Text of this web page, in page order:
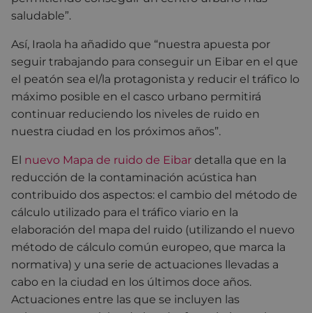
saludable”.
Así, Iraola ha añadido que “nuestra apuesta por
seguir trabajando para conseguir un Eibar en el que
el peatón sea el/la protagonista y reducir el tráfico lo
máximo posible en el casco urbano permitirá
continuar reduciendo los niveles de ruido en
nuestra ciudad en los próximos años”.
El nuevo Mapa de ruido de Eibar detalla que en la
reducción de la contaminación acústica han
contribuido dos aspectos: el cambio del método de
cálculo utilizado para el tráfico viario en la
elaboración del mapa del ruido (utilizando el nuevo
método de cálculo común europeo, que marca la
normativa) y una serie de actuaciones llevadas a
cabo en la ciudad en los últimos doce años.
Actuaciones entre las que se incluyen las